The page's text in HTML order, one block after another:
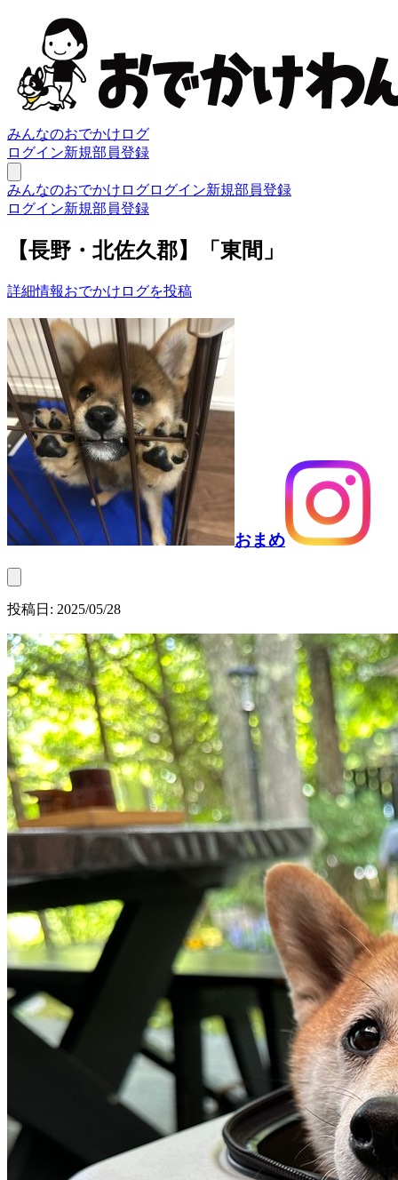
みんなのおでかけログ
ログイン新規部員登録
みんなのおでかけログログイン新規部員登録
ログイン新規部員登録
【長野・北佐久郡】「東間」
詳細情報おでかけログを投稿
おまめ
投稿日: 2025/05/28